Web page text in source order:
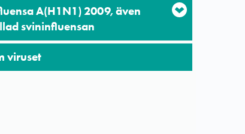
A(H1N1) 2009, även
svininfluensan
viruset